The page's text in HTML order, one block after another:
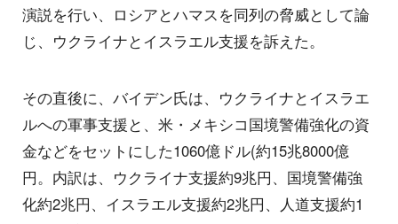
演説を行い、ロシアとハマスを同列の脅威として論
じ、ウクライナとイスラエル支援を訴えた。
その直後に、バイデン氏は、ウクライナとイスラエ
ルへの軍事支援と、米・メキシコ国境警備強化の資
金などをセットにした1060億ドル(約15兆8000億
円。内訳は、ウクライナ支援約9兆円、国境警備強
化約2兆円、イスラエル支援約2兆円、人道支援約1